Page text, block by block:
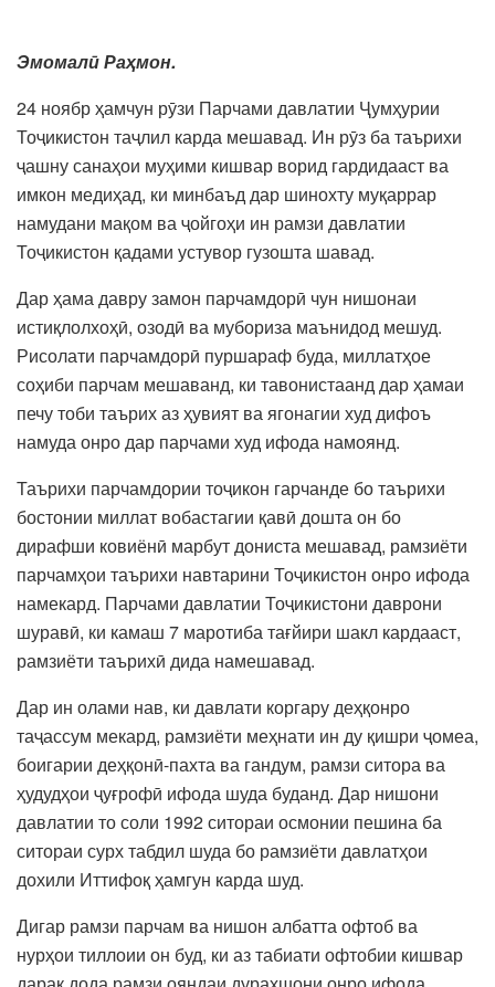
Эмомалӣ Раҳмон.
24 ноябр ҳамчун рӯзи Парчами давлатии Ҷумҳурии
Тоҷикистон таҷлил карда мешавад. Ин рӯз ба таърихи
ҷашну санаҳои муҳими кишвар ворид гардидааст ва
имкон медиҳад, ки минбаъд дар шинохту муқаррар
намудани мақом ва ҷойгоҳи ин рамзи давлатии
Тоҷикистон қадами устувор гузошта шавад.
Дар ҳама давру замон парчамдорӣ чун нишонаи
истиқлолхоҳӣ, озодӣ ва мубориза маънидод мешуд.
Рисолати парчамдорӣ пуршараф буда, миллатҳое
соҳиби парчам мешаванд, ки тавонистаанд дар ҳамаи
печу тоби таърих аз ҳувият ва ягонагии худ дифоъ
намуда онро дар парчами худ ифода намоянд.
Таърихи парчамдории тоҷикон гарчанде бо таърихи
бостонии миллат вобастагии қавӣ дошта он бо
дирафши ковиёнӣ марбут дониста мешавад, рамзиёти
парчамҳои таърихи навтарини Тоҷикистон онро ифода
намекард. Парчами давлатии Тоҷикистони даврони
шуравӣ, ки камаш 7 маротиба тағйири шакл кардааст,
рамзиёти таърихӣ дида намешавад.
Дар ин олами нав, ки давлати коргару деҳқонро
таҷассум мекард, рамзиёти меҳнати ин ду қишри ҷомеа,
боигарии деҳқонӣ-пахта ва гандум, рамзи ситора ва
ҳудудҳои ҷуғрофӣ ифода шуда буданд. Дар нишони
давлатии то соли 1992 ситораи осмонии пешина ба
ситораи сурх табдил шуда бо рамзиёти давлатҳои
дохили Иттифоқ ҳамгун карда шуд.
Дигар рамзи парчам ва нишон албатта офтоб ва
нурҳои тиллоии он буд, ки аз табиати офтобии кишвар